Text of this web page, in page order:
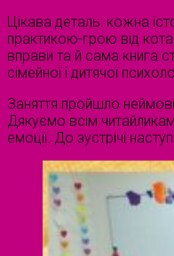
Цікава деталь: кожна
практикою-грою від
вправи та й сама книга
сімейної і дитячої
Заняття пройшло
Дякуємо всім
емоції. До зустрічі